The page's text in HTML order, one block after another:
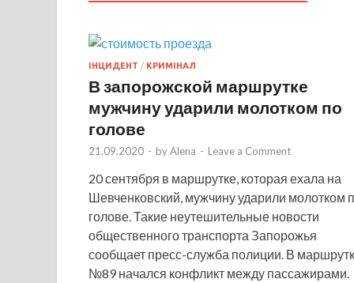
ІНЦИДЕНТ / КРИМІНАЛ
В запорожской маршрутке
мужчину ударили молотком по
голове
21.09.2020 - byAlena - Leave a Comment
20 сентября в маршрутке, которая ехала на
Шевченковский, мужчину ударили молотком
голове. Такие неутешительные новости
общественного транспорта Запорожья
сообщает пресс-служба полиции. В
№89 начался конфликт между пассажирами.